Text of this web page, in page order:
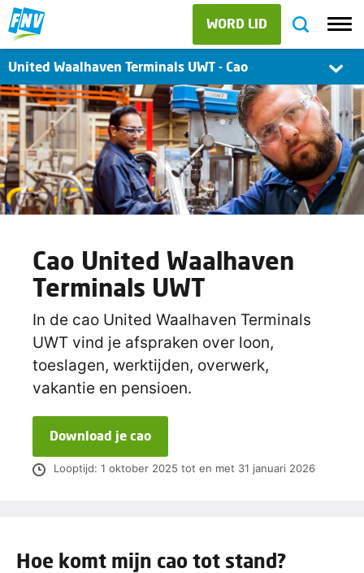
WORD LID
United Waalhaven Terminals UWT - Cao
Cao United Waalhaven
Terminals UWT
In de cao United Waalhaven Terminals
UWT vind je afspraken over loon,
toeslagen, werktijden, overwerk,
vakantie en pensioen.
Download je cao
Looptijd: 1 oktober 2025 tot en met 31 januari 2026
Hoe komt mijn cao tot stand?